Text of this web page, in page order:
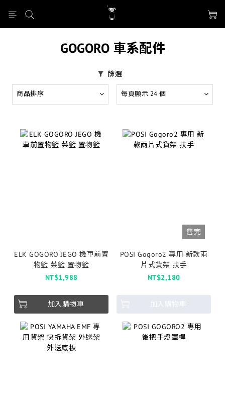
GOGORO 車系配件
篩選
商品排序 每頁顯示 24 個
ELK GOGORO JEGO 機車前置
物籃 菜籃 置物籃
NT$1,988
加入購物車
售完
POSI Gogoro2 專用 新款兩
片式貨架 扶手
NT$2,180
加入購物車